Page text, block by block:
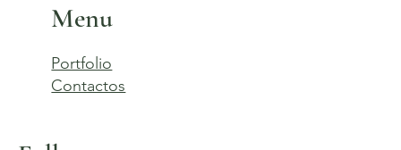
Menu
Portfolio
Contactos